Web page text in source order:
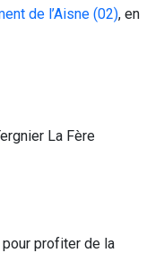
de l’Aisne (02), en
La Fère
profiter de la